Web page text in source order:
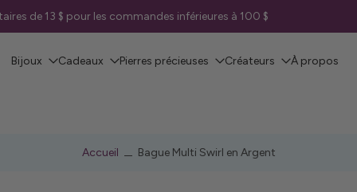
de 13 $ pour les commandes inférieures à 100 $
Bijoux Cadeaux Pierres précieuses Créateurs À propos
Accueil Bague Multi Swirl en Argent